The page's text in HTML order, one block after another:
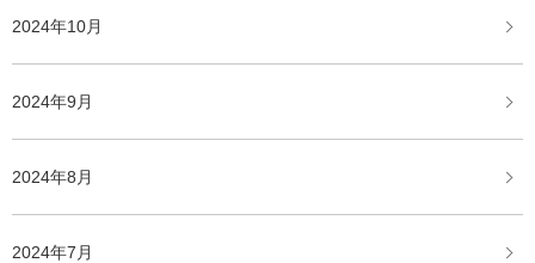
2024年10月
2024年9月
2024年8月
2024年7月